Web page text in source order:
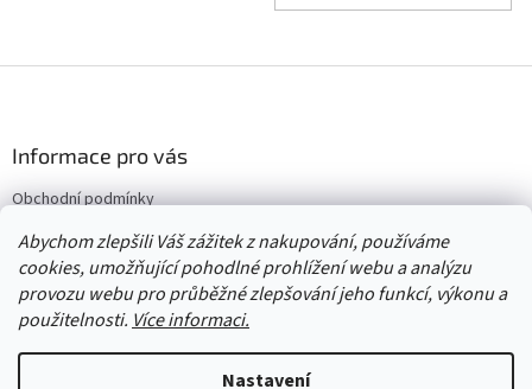
Abychom zlepšili Váš zážitek z nakupování, používáme
cookies, umožňující pohodlné prohlížení webu a analýzu
provozu webu pro průběžné zlepšování jeho funkcí, výkonu a
použitelnosti. Více informaci.
Nastavení
í
Informace pro vás
Obchodní podmínky
Vrácení/výměna/reklamace
Velkoobchod